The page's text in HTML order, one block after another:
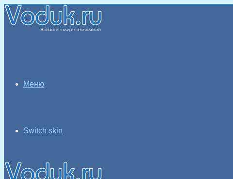
Меню
Switch skin